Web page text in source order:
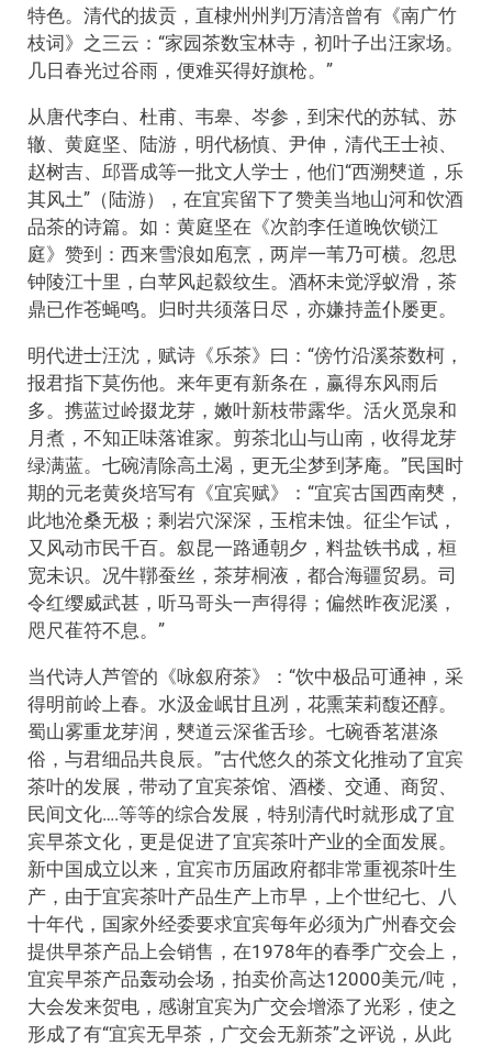
特色。清代的拔贡，直棣州州判万清涪曾有《南广竹
枝词》之三云：“家园茶数宝林寺，初叶子出汪家场。
几日春光过谷雨，便难买得好旗枪。”
从唐代李白、杜甫、韦皋、岑参，到宋代的苏轼、苏
辙、黄庭坚、陆游，明代杨慎、尹伸，清代王士祯、
赵树吉、邱晋成等一批文人学士，他们“西溯僰道，乐
其风土”（陆游），在宜宾留下了赞美当地山河和饮酒
品茶的诗篇。如：黄庭坚在《次韵李任道晚饮锁江
庭》赞到：西来雪浪如庖烹，两岸一苇乃可横。忽思
钟陵江十里，白苹风起縠纹生。酒杯未觉浮蚁滑，茶
鼎已作苍蝇鸣。归时共须落日尽，亦嫌持盖仆屡更。
明代进士汪沈，赋诗《乐茶》曰：“傍竹沿溪茶数柯，
报君指下莫伤他。来年更有新条在，赢得东风雨后
多。携蓝过岭掇龙芽，嫩叶新枝带露华。活火觅泉和
月煮，不知正味落谁家。剪茶北山与山南，收得龙芽
绿满蓝。七碗清除高土渴，更无尘梦到茅庵。”民国时
期的元老黄炎培写有《宜宾赋》：“宜宾古国西南僰，
此地沧桑无极；剩岩穴深深，玉棺未蚀。征尘乍试，
又风动市民千百。叙昆一路通朝夕，料盐铁书成，桓
宽未识。况牛鞹蚕丝，茶芽桐液，都合海疆贸易。司
令红缨威武甚，听马哥头一声得得；偏然昨夜泥溪，
咫尺萑符不息。”
当代诗人芦管的《咏叙府茶》：“饮中极品可通神，采
得明前岭上春。水汲金岷甘且冽，花熏茉莉馥还醇。
蜀山雾重龙芽润，僰道云深雀舌珍。七碗香茗湛涤
俗，与君细品共良辰。”古代悠久的茶文化推动了宜宾
茶叶的发展，带动了宜宾茶馆、酒楼、交通、商贸、
民间文化….等等的综合发展，特别清代时就形成了宜
宾早茶文化，更是促进了宜宾茶叶产业的全面发展。
新中国成立以来，宜宾市历届政府都非常重视茶叶生
产，由于宜宾茶叶产品生产上市早，上个世纪七、八
十年代，国家外经委要求宜宾每年必须为广州春交会
提供早茶产品上会销售，在1978年的春季广交会上，
宜宾早茶产品轰动会场，拍卖价高达12000美元/吨，
大会发来贺电，感谢宜宾为广交会增添了光彩，使之
形成了有“宜宾无早茶，广交会无新茶”之评说，从此